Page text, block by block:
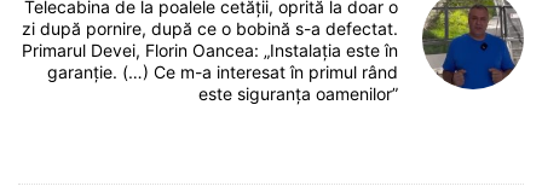
Telecabina de la poalele cetății, oprită la doar o
zi după pornire, după ce o bobină s-a defectat.
Primarul Devei, Florin Oancea: „Instalația este în
garanție. (…) Ce m-a interesat în primul rând
este siguranța oamenilor”